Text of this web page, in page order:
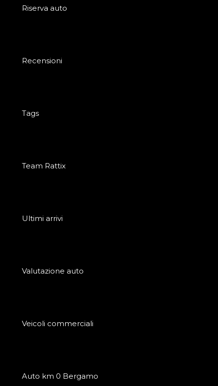
Riserva auto
Recensioni
Tags
Team Rattix
Ultimi arrivi
Valutazione auto
Veicoli commerciali
Auto km 0 Bergamo